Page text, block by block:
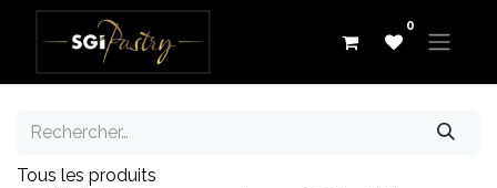
0
Tous les produits